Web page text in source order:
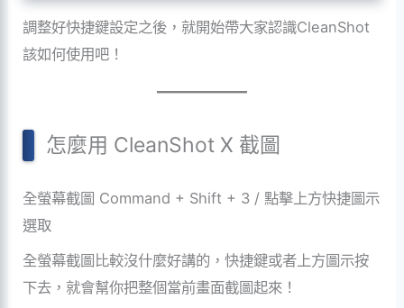
調整好快捷鍵設定之後，就開始帶大家認識CleanShot
該如何使用吧！
怎麼用 CleanShot X 截圖
全螢幕截圖 Command + Shift + 3 / 點擊上方快捷圖示
選取
全螢幕截圖比較沒什麼好講的，快捷鍵或者上方圖示按
下去，就會幫你把整個當前畫面截圖起來！